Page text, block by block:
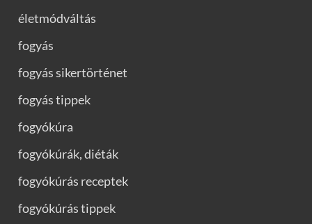
életmódváltás
fogyás
fogyás sikertörténet
fogyás tippek
fogyókúra
fogyókúrák, diéták
fogyókúrás receptek
fogyókúrás tippek